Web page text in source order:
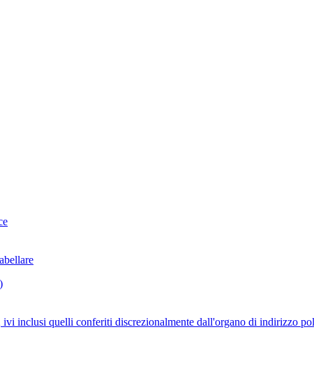
inclusi quelli conferiti discrezionalmente dall'organo di indirizzo